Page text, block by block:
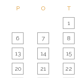
P O T
1
6 7 8
13 14 15
20 21 22